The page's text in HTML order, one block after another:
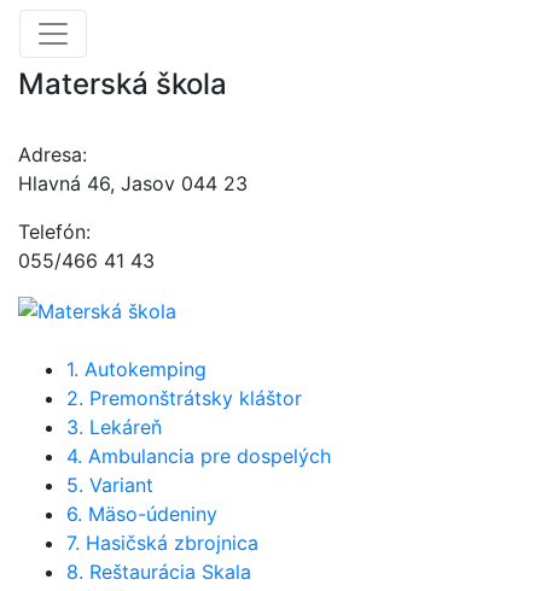
Materská škola
Adresa:
Hlavná 46, Jasov 044 23
Telefón:
055/466 41 43
1. Autokemping
2. Premonštrátsky kláštor
3. Lekáreň
4. Ambulancia pre dospelých
5. Variant
6. Mäso-údeniny
7. Hasičská zbrojnica
8. Reštaurácia Skala